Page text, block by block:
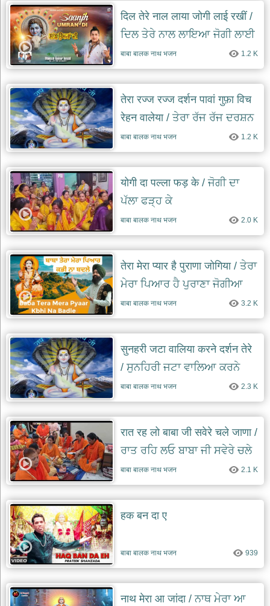
देश
भक्ति
भजन
patriotic
bhajans
खाटू
श्याम
भजन
khatu
shaym
bhajans
रानी
सती
दादी
भजन
rani
sati
dadi
bhajans
बावा
लाल
दयाल
भजन
bawa
lal
dayal
bhajans
शनि
देव
भजन
shani
dev
bhajans
आज
का
भजन
bhajan
of
the
day
भजन
add
bhajans
दिल तेरे नाल लाया जोगी लाई रखीं /
ਦਿਲ ਤੇਰੇ ਨਾਲ ਲਾਇਆ ਜੋਗੀ ਲਾਈ
ਰੱਖੀਂ
बाबा बालक नाथ भजन 1.2 K
तेरा रज्ज रज्ज दर्शन पावां गुफ़ा विच
रेहन वालेया / ਤੇਰਾ ਰੱਜ ਰੱਜ ਦਰਸ਼ਨ
ਪਾਵਾਂ ਗੁਫ਼ਾ ਵਿੱਚ ਰਹਿਣ ਵਾਲਿਆ
बाबा बालक नाथ भजन 1.2 K
योगी दा पल्ला फड़ के / ਜੋਗੀ ਦਾ
ਪੱਲਾ ਫੜ੍ਹ ਕੇ
बाबा बालक नाथ भजन 2.0 K
तेरा मेरा प्यार है पुराणा जोगिया / ਤੇਰਾ
ਮੇਰਾ ਪਿਆਰ ਹੈ ਪੁਰਾਣਾ ਜੋਗੀਆ
बाबा बालक नाथ भजन 3.2 K
सुनहरी जटा वालिया करने दर्शन तेरे
/ ਸੁਨਹਿਰੀ ਜਟਾ ਵਾਲਿਆ ਕਰਨੇ
ਦਰਸ਼ਨ ਤੇਰੇ
बाबा बालक नाथ भजन 2.3 K
रात रह लो बाबा जी सवेरे चले जाणा /
ਰਾਤ ਰਹਿ ਲਓ ਬਾਬਾ ਜੀ ਸਵੇਰੇ ਚਲੇ
ਜਾਣਾ
बाबा बालक नाथ भजन 2.1 K
हक बन दा ए
बाबा बालक नाथ भजन 939
नाथ मेरा आ जांदा / ਨਾਥ ਮੇਰਾ ਆ